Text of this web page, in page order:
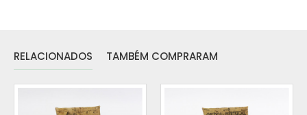
RELACIONADOS TAMBÉM COMPRARAM